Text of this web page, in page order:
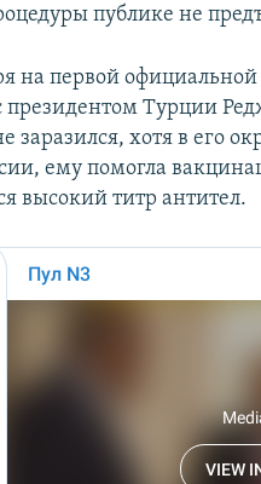
публике не
на первой
президентом Турции
заразился, хотя в
ему помогла
высокий титр антител.